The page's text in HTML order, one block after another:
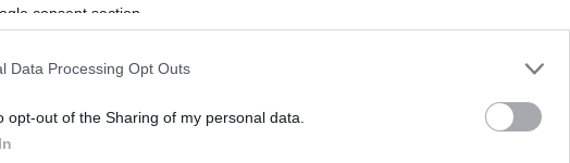
consent section.
Data Processing Opt Outs
opt-out of the Sharing of my personal data.